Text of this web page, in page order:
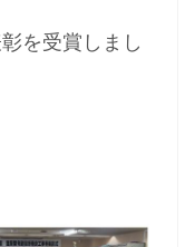
を受賞しまし